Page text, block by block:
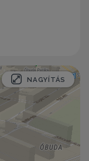
NAGYÍTÁS